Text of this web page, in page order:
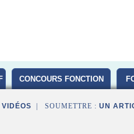
CONCOURS FONCTION
PUBLIQUE D ETAT 2016
| SOUMETTRE : UN